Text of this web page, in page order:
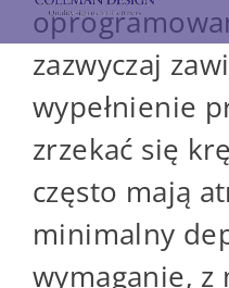
zazwyczaj
wypełnienie
zrzekać się
często mają
minimalny
wymaganie, z